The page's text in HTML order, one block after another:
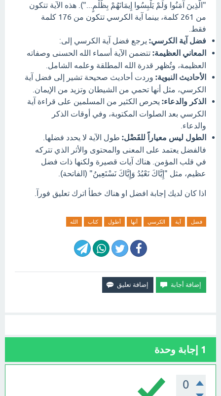
"الَّذِينَ آمَنُوا وَلَمْ يَلْبِسُوا إِيمَانَهُمْ بِظُلْمٍ..."). هذه الآية تتكون
من 261 كلمة، بينما آية الكرسي تتكون من 176 كلمة
فقط.
فضل آية الكرسي: يرجع فضل آية الكرسي إلى:
المعاني العظيمة: تتضمن الآية أسماء الله الحسنى وصفاته
العظيمة، وتُظهر قدرة الله المطلقة وعلمه الشامل.
الأحاديث النبوية: وردت أحاديث صحيحة تشير إلى فضل آية
الكرسي، مثل أنها تحمي من الشيطان وتزيد من الإيمان.
الذكر والدعاء: يحرص الكثير من المسلمين على قراءة آية
الكرسي بعد الصلوات المكتوبة، وفي أوقات الذكر
والدعاء.
الطول ليس معياراً للفَضْل: طول الآية لا يحدد فضلها.
فالفضل يعتمد على المعنى والمحتوى والأثر الذي تتركه
في قلب المؤمن. هناك آيات قصيرة ولكنها ذات فضل
عظيم، مثل "إِيَّاكَ نَعْبُدُ وَإِيَّاكَ نَسْتَعِينُ" (الفاتحة).
اذا كان لديك إجابة افضل او هناك خطأ اترك تعليق فورآ.
فضل آية الكرسي أنها أطول كتاب الله
1 إجابة وحدة
0